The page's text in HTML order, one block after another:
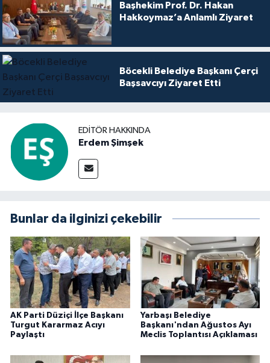
Başhekim Prof. Dr. Hakan
Hakkoymaz’a Anlamlı Ziyaret
Böcekli Belediye Başkanı Çerçi
Başsavcıyı Ziyaret Etti
EDITÖR HAKKINDA
Erdem Şimşek
Bunlar da ilginizi çekebilir
AK Parti Düziçi İlçe Başkanı
Turgut Kararmaz Acıyı
Paylaştı
Yarbaşı Belediye
Başkanı'ndan Ağustos Ayı
Meclis Toplantısı Açıklaması